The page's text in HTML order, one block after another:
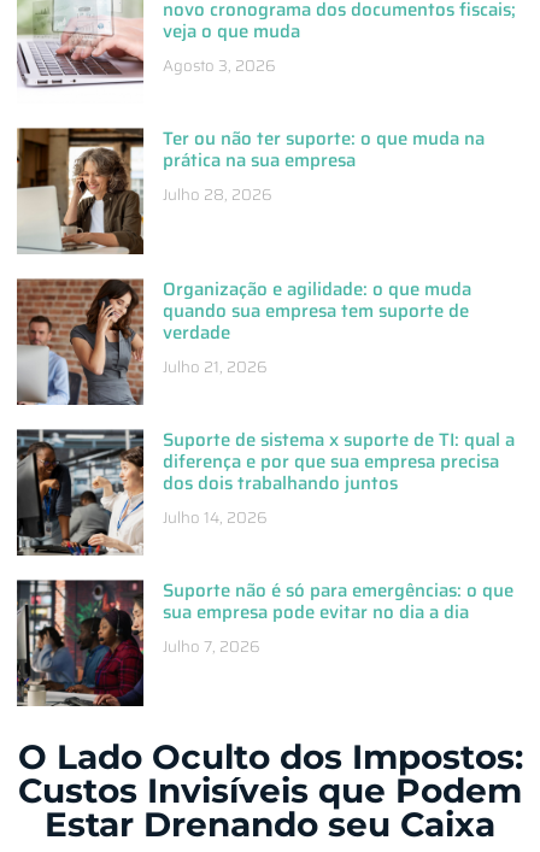
O Lado Oculto dos Impostos:
Custos Invisíveis que Podem
Estar Drenando seu Caixa
novo cronograma dos documentos fiscais;
veja o que muda
Agosto 3, 2026
Ter ou não ter suporte: o que muda na
prática na sua empresa
Julho 28, 2026
Organização e agilidade: o que muda
quando sua empresa tem suporte de
verdade
Julho 21, 2026
Suporte de sistema x suporte de TI: qual a
diferença e por que sua empresa precisa
dos dois trabalhando juntos
Julho 14, 2026
Suporte não é só para emergências: o que
sua empresa pode evitar no dia a dia
Julho 7, 2026